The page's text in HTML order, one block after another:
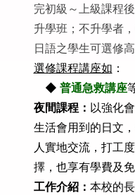
完初級～上級課程
升學班；不升學者
日語之學生可選修高
選修課程講座如 ：
◆ 普通急救講座
夜間課程： 以強化
生活會用到的日文
人實地交流，打工
擇，也享有學費及免
工作介紹： 本校的